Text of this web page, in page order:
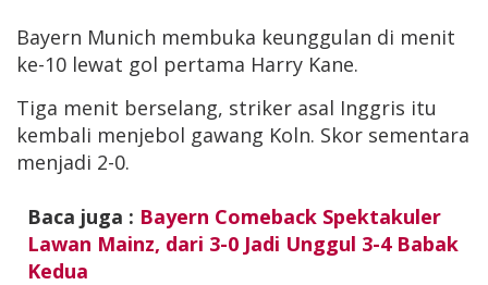
Bayern Munich membuka keunggulan di menit
ke-10 lewat gol pertama Harry Kane.
Tiga menit berselang, striker asal Inggris itu
kembali menjebol gawang Koln. Skor sementara
menjadi 2-0.
Baca juga : Bayern Comeback Spektakuler
Lawan Mainz, dari 3-0 Jadi Unggul 3-4 Babak
Kedua